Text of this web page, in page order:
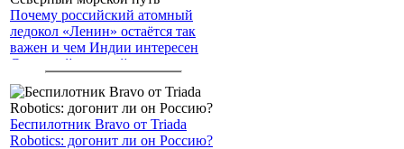
Почему российский атомный
ледокол «Ленин» остаётся так
важен и чем Индии интересен
Северный морской путь
Беспилотник Bravo от Triada
Robotics: догонит ли он Россию?